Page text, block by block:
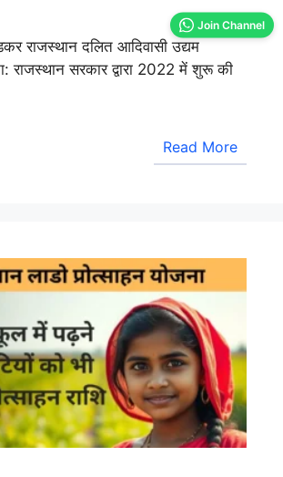
राजस्थान दलित आदिवासी उद्यम
राजस्थान सरकार द्वारा 2022 में शुरू की
Read More
Join Channel